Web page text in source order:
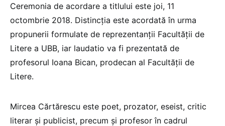
Ceremonia de acordare a titlului este joi, 11
octombrie 2018. Distincţia este acordată în urma
propunerii formulate de reprezentanţii Facultăţii de
Litere a UBB, iar laudatio va fi prezentată de
profesorul Ioana Bican, prodecan al Facultății de
Litere.
Mircea Cărtărescu este poet, prozator, eseist, critic
literar şi publicist, precum și profesor în cadrul